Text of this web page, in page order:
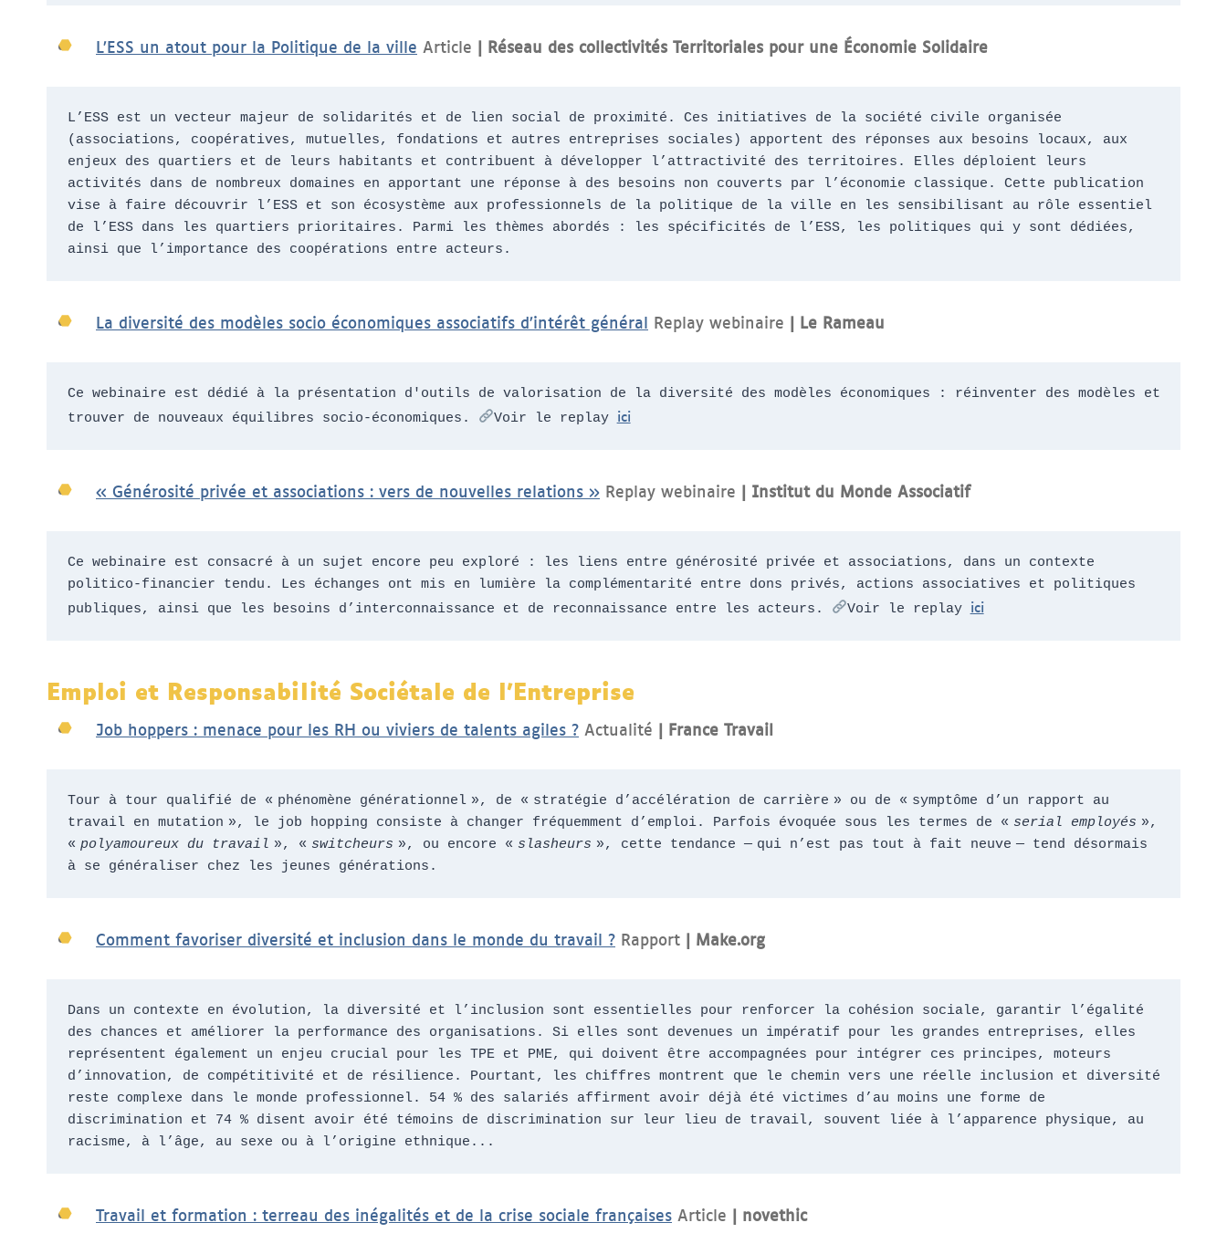
L’ESS un atout pour la Politique de la ville Article | Réseau des collectivités Territoriales pour une Économie Solidaire
L’ESS est un vecteur majeur de solidarités et de lien social de proximité. Ces initiatives de la société civile organisée
(associations, coopératives, mutuelles, fondations et autres entreprises sociales) apportent des réponses aux besoins locaux, aux
enjeux des quartiers et de leurs habitants et contribuent à développer l’attractivité des territoires. Elles déploient leurs
activités dans de nombreux domaines en apportant une réponse à des besoins non couverts par l’économie classique. Cette publication
vise à faire découvrir l’ESS et son écosystème aux professionnels de la politique de la ville en les sensibilisant au rôle essentiel
de l’ESS dans les quartiers prioritaires. Parmi les thèmes abordés : les spécificités de l’ESS, les politiques qui y sont dédiées,
ainsi que l’importance des coopérations entre acteurs.
La diversité des modèles socio économiques associatifs d’intérêt général Replay webinaire | Le Rameau
Ce webinaire est dédié à la présentation d'outils de valorisation de la diversité des modèles économiques : réinventer des modèles et
trouver de nouveaux équilibres socio-économiques.
Voir le replay ici
« Générosité privée et associations : vers de nouvelles relations » Replay webinaire | Institut du Monde Associatif
Ce webinaire est consacré à un sujet encore peu exploré : les liens entre générosité privée et associations, dans un contexte
politico-financier tendu. Les échanges ont mis en lumière la complémentarité entre dons privés, actions associatives et politiques
publiques, ainsi que les besoins d’interconnaissance et de reconnaissance entre les acteurs.
Voir le replay ici
Emploi et Responsabilité Sociétale de l’Entreprise
Job hoppers : menace pour les RH ou viviers de talents agiles ? Actualité | France Travail
Tour à tour qualifié de « phénomène générationnel », de « stratégie d’accélération de carrière » ou de « symptôme d’un rapport au
travail en mutation », le job hopping consiste à changer fréquemment d’emploi. Parfois évoquée sous les termes de « serial employés »,
« polyamoureux du travail », « switcheurs », ou encore « slasheurs », cette tendance — qui n’est pas tout à fait neuve — tend désormais
à se généraliser chez les jeunes générations.
Comment favoriser diversité et inclusion dans le monde du travail ? Rapport | Make.org
Dans un contexte en évolution, la diversité et l’inclusion sont essentielles pour renforcer la cohésion sociale, garantir l’égalité
des chances et améliorer la performance des organisations. Si elles sont devenues un impératif pour les grandes entreprises, elles
représentent également un enjeu crucial pour les TPE et PME, qui doivent être accompagnées pour intégrer ces principes, moteurs
d’innovation, de compétitivité et de résilience. Pourtant, les chiffres montrent que le chemin vers une réelle inclusion et diversité
reste complexe dans le monde professionnel. 54 % des salariés affirment avoir déjà été victimes d’au moins une forme de
discrimination et 74 % disent avoir été témoins de discrimination sur leur lieu de travail, souvent liée à l’apparence physique, au
racisme, à l’âge, au sexe ou à l’origine ethnique...
Travail et formation : terreau des inégalités et de la crise sociale françaises Article | novethic